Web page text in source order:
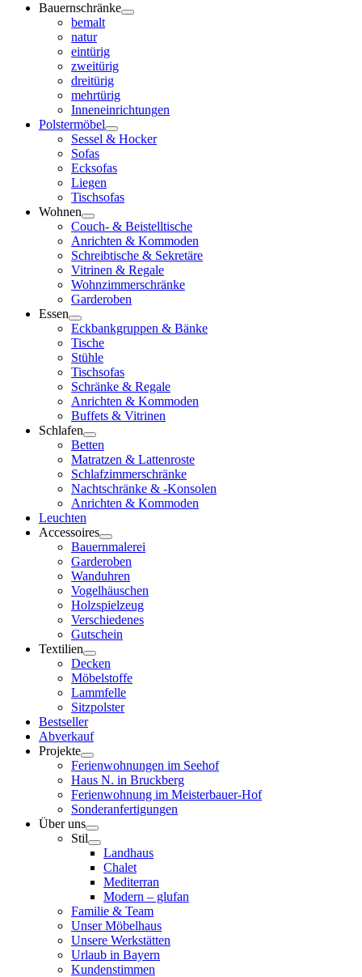
Bauernschränke
bemalt
natur
eintürig
zweitürig
dreitürig
mehrtürig
Inneneinrichtungen
Polstermöbel
Sessel & Hocker
Sofas
Ecksofas
Liegen
Tischsofas
Wohnen
Couch- & Beistelltische
Anrichten & Kommoden
Schreibtische & Sekretäre
Vitrinen & Regale
Wohnzimmerschränke
Garderoben
Essen
Eckbankgruppen & Bänke
Tische
Stühle
Tischsofas
Schränke & Regale
Anrichten & Kommoden
Buffets & Vitrinen
Schlafen
Betten
Matratzen & Lattenroste
Schlafzimmerschränke
Nachtschränke & -Konsolen
Anrichten & Kommoden
Leuchten
Accessoires
Bauernmalerei
Garderoben
Wanduhren
Vogelhäuschen
Holzspielzeug
Verschiedenes
Gutschein
Textilien
Decken
Möbelstoffe
Lammfelle
Sitzpolster
Bestseller
Abverkauf
Projekte
Ferienwohnungen im Seehof
Haus N. in Bruckberg
Ferienwohnung im Meisterbauer-Hof
Sonderanfertigungen
Über uns
Stil
Landhaus
Chalet
Mediterran
Modern – glufan
Familie & Team
Unser Möbelhaus
Unsere Werkstätten
Urlaub in Bayern
Kundenstimmen